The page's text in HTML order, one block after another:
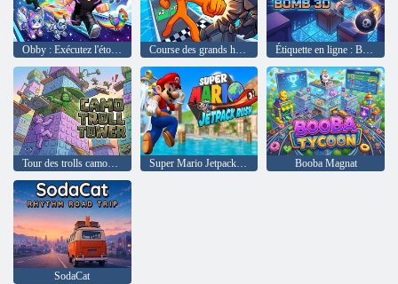
Obby : Exécutez l'étoile | Vitesse et animaux de compagnie Course des grands hommes Étiquette en ligne : Bombe 3D
Tour des trolls camouflage Super Mario Jetpack Rush Booba Magnat
SodaCat